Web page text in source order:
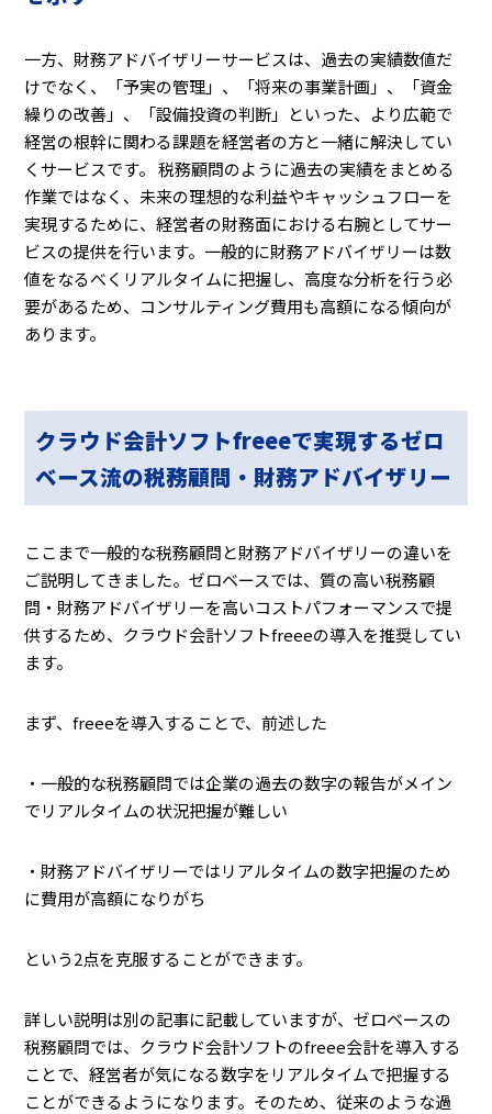
一方、財務アドバイザリーサービスは、過去の実績数値だ
けでなく、「予実の管理」、「将来の事業計画」、「資金
繰りの改善」、「設備投資の判断」といった、より広範で
経営の根幹に関わる課題を経営者の方と一緒に解決してい
くサービスです。 税務顧問のように過去の実績をまとめる
作業ではなく、未来の理想的な利益やキャッシュフローを
実現するために、経営者の財務面における右腕としてサー
ビスの提供を行います。一般的に財務アドバイザリーは数
値をなるべくリアルタイムに把握し、高度な分析を行う必
要があるため、コンサルティング費用も高額になる傾向が
あります。
クラウド会計ソフトfreeeで実現するゼロ
ベース流の税務顧問・財務アドバイザリー
ここまで一般的な税務顧問と財務アドバイザリーの違いを
ご説明してきました。ゼロベースでは、質の高い税務顧
問・財務アドバイザリーを高いコストパフォーマンスで提
供するため、クラウド会計ソフトfreeeの導入を推奨してい
ます。
まず、freeeを導入することで、前述した
・一般的な税務顧問では企業の過去の数字の報告がメイン
でリアルタイムの状況把握が難しい
・財務アドバイザリーではリアルタイムの数字把握のため
に費用が高額になりがち
という2点を克服することができます。
詳しい説明は別の記事に記載していますが、ゼロベースの
税務顧問では、クラウド会計ソフトのfreee会計を導入する
ことで、経営者が気になる数字をリアルタイムで把握する
ことができるようになります。そのため、従来のような過